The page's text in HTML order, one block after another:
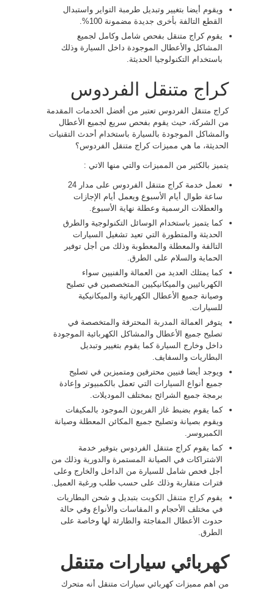
ويقوم أيضا بتغيير وتبديل طرمبة التواير واستبدال
القطع التالفة بأخرى جديدة مضمونة 100%.
يقوم كراج متنقل بفحص شامل وكامل لجميع
المشاكل والأعطال الموجودة داخل السيارة وذلك
باستخدام التكنولوجيا الحديثة.
كراج متنقل الفردوس
كراج متنقل الفردوس تعتبر من أفضل الخدمات المقدمة
من الشركة، حيث يقوم بفحص سريع لجميع الأعطال
والمشاكل الموجودة بالسيارة باستخدام أحدث التقنيات
الحديثة، ما هي مميزات كراج متنقل الفردوس؟
يتميز بالكثير من المميزات والتي منها الاتي :
تعمل خدمة كراج متنقل الفردوس على مدار 24
ساعة طوال أيام الأسبوع ويعمل أيام الإجازات
والعطلات الرسمية وعطلة نهاية الأسبوع.
كما يتميز باستخدام الوسائل التكنولوجية والطرق
الحديثة والمتطورة التي تعيد تشغيل السيارات
التالفة والمعطلة والمعطوبة وذلك من أجل توفير
الحماية والسلام على الطرق.
كما يمتلك العديد من العمالة والفنيين سواء
الكهربائيين والميكانيكيين المتخصصين في تصليح
وصيانة جميع الأعطال الكهربائية والميكانيكية
للسيارات.
يتوفر العمالة المدربة المحترفة والمتخصصة في
تصليح جميع الأعطال والمشاكل الكهربائية الموجودة
داخل وخارج السيارة كما يقوم بتغيير وتبديل
البطاريات والسفايف.
ويوجد أيضا فنيين محترفين ومتميزين في تصليح
جميع أنواع السيارات التي تعمل بالكمبيوتر وإعادة
برمجة جميع الشرائح بمختلف الموديلات.
كما يقوم بضبط غاز الفريون الموجود بالمكيفات
ويقوم بصيانة وتصليح جميع المكائن المعطلة وصيانة
الكمبروسر.
كما يقوم كراج متنقل الفردوس بتوفير خدمة
الاشتراكات في الصيانة المستمرة والدورية وذلك من
أجل فحص شامل للسيارة من الداخل والخارج وعلى
فترات متقاربة وذلك على حسب طلب ورغبة العميل.
يقومكراج متنقل الكويت بتبديل و شحن البطاريات
في مختلف الأحجام و المقاسات والأنواع وفي حالة
حدوث الأعطال المفاجئة والطارئة لها وخاصة على
الطرق.
كهربائي سيارات متنقل
من اهم مميزات كهربائي سيارات متنقل أنه متحرك